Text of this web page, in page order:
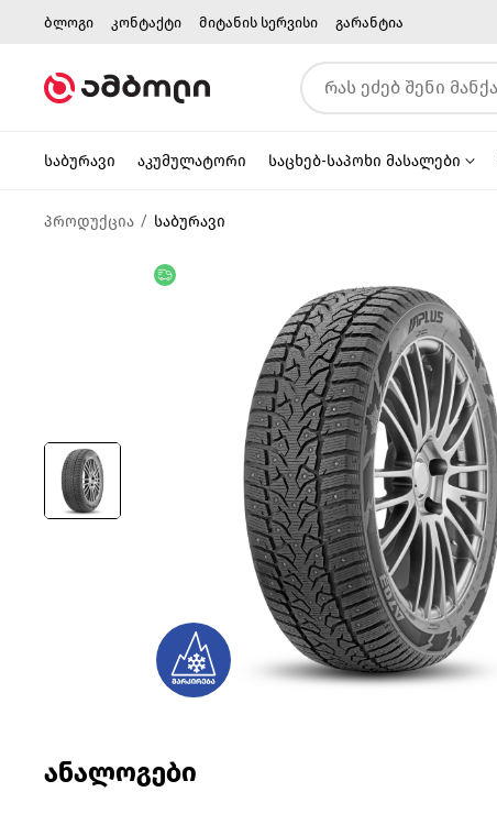
ბლოგი კონტაქტი მიტანის სერვისი გარანტია
საბურავი აკუმულატორი საცხებ-საპოხი მასალები
პროდუქცია საბურავი
ანალოგები